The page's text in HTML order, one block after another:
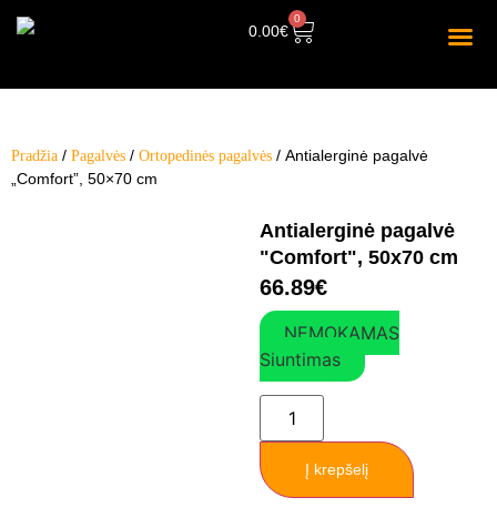
0.00€
0
Pradžia / Pagalvės / Ortopedinės pagalvės / Antialerginė pagalvė
„Comfort”, 50×70 cm
Antialerginė pagalvė
"Comfort", 50x70 cm
66.89€
NEMOKAMAS
Siuntimas
Į krepšelį